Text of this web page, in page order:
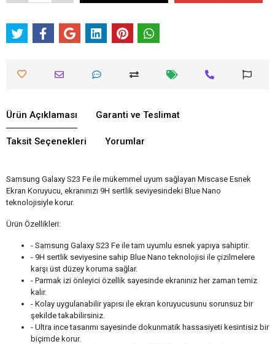
Ürün Açıklaması Garanti ve Teslimat
Taksit Seçenekleri Yorumlar
Samsung Galaxy S23 Fe ile mükemmel uyum sağlayan Miscase Esnek
Ekran Koruyucu, ekranınızı 9H sertlik seviyesindeki Blue Nano
teknolojisiyle korur.
Ürün Özellikleri:
- Samsung Galaxy S23 Fe ile tam uyumlu esnek yapıya sahiptir.
- 9H sertlik seviyesine sahip Blue Nano teknolojisi ile çizilmelere
karşı üst düzey koruma sağlar.
- Parmak izi önleyici özellik sayesinde ekranınız her zaman temiz
kalır.
- Kolay uygulanabilir yapısı ile ekran koruyucusunu sorunsuz bir
şekilde takabilirsiniz.
- Ultra ince tasarımı sayesinde dokunmatik hassasiyeti kesintisiz bir
biçimde korur.